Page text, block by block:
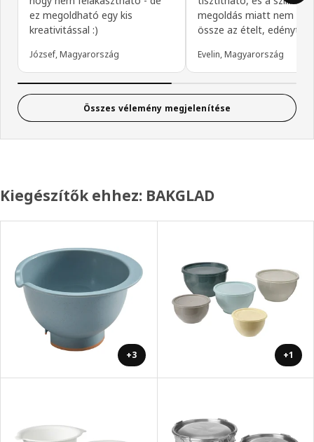
ez megoldható egy kis
kreativitással :)
József, Magyarország
megoldás miatt nem
össze az ételt, edényt.
Evelin, Magyarország
Összes vélemény megjelenítése
Kiegészítők ehhez: BAKGLAD
+3 +1